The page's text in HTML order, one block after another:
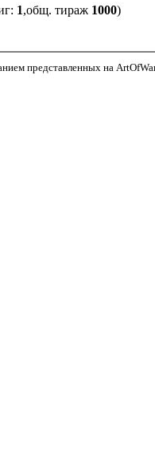
1,общ. тираж 1000)
представленных на